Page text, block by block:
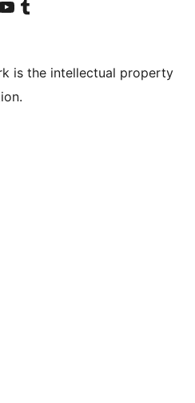
YouTube 频道 访问我们的 Tumblr 账号
is the intellectual property